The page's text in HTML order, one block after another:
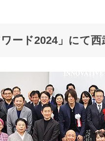
ワード2024」にて